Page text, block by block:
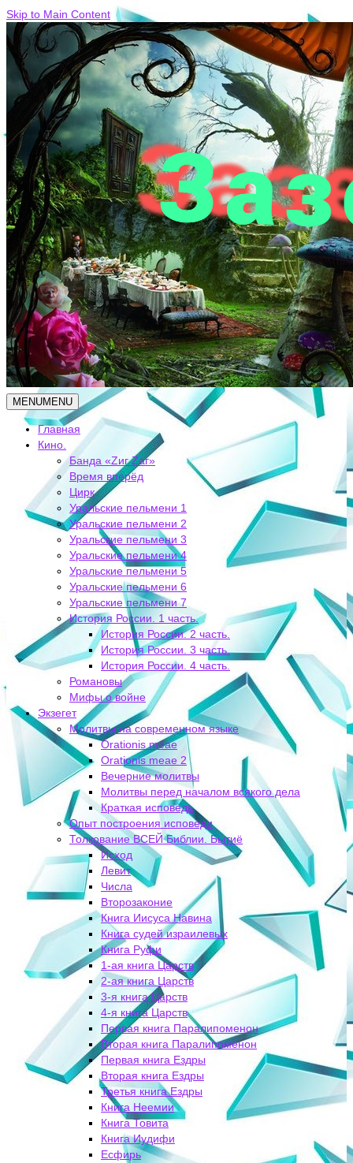
Skip to Main Content
MENUMENU
Главная
Кино.
Банда «Zиг Zаг»
Время вперёд
Цирк
Уральские пельмени 1
Уральские пельмени 2
Уральские пельмени 3
Уральские пельмени 4
Уральские пельмени 5
Уральские пельмени 6
Уральские пельмени 7
История России. 1 часть.
История России. 2 часть.
История России. 3 часть.
История России. 4 часть.
Романовы
Мифы о войне
Экзегет
Молитвы на современном языке
Orationis meae
Orationis meae 2
Вечерние молитвы
Молитвы перед началом всякого дела
Краткая исповедь
Опыт построения исповеди
Толкование ВСЕЙ Библии. Бытиё
Исход
Левит
Числа
Второзаконие
Книга Иисуса Навина
Книга судей израилевых
Книга Руфи
1-ая книга Царств
2-ая книга Царств
3-я книга Царств
4-я книга Царств
Первая книга Паралипоменон
Вторая книга Паралипоменон
Первая книга Ездры
Вторая книга Ездры
Третья книга Ездры
Книга Неемии
Книга Товита
Книга Иудифи
Есфирь